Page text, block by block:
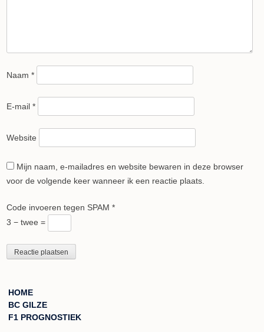
Naam *
E-mail *
Website
Mijn naam, e-mailadres en website bewaren in deze browser
voor de volgende keer wanneer ik een reactie plaats.
Code invoeren tegen SPAM *
3 − twee =
HOME
BC GILZE
F1 PROGNOSTIEK